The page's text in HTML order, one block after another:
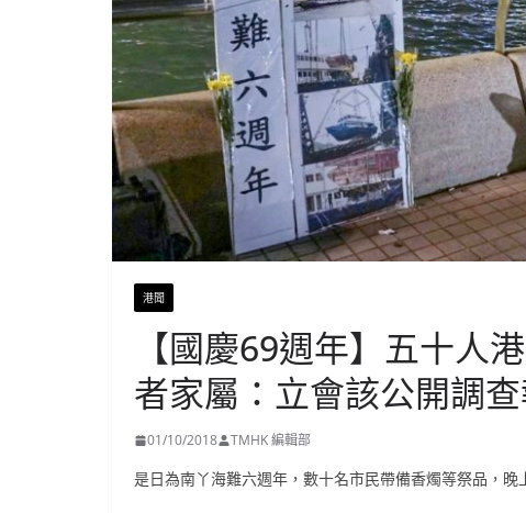
港聞
【國慶69週年】五十人
者家屬：立會該公開調
01/10/2018 TMHK 編輯部
是日為南丫海難六週年，數十名市民帶備香燭等祭品，晚